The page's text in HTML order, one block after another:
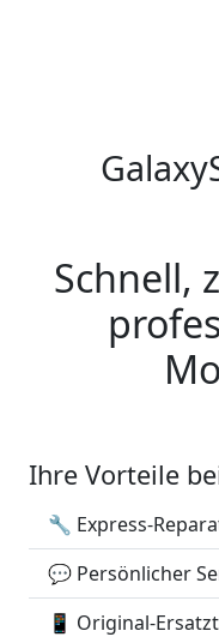
Schnell,
Ihre Vorteile
🔧 Express-
💬 Persönlicher
📱 Original-